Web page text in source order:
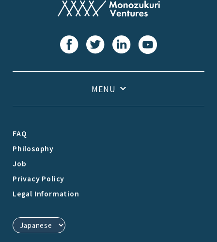
FAQ
Philosophy
Job
Privacy Policy
Legal Information